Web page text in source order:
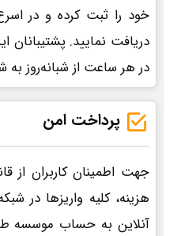
خود را ثبت کرده و در
دریافت نمایید. پشتیبانان
در هر ساعت از شبانه‌روز
پرداخت امن
جهت اطمینان کاربران از
هزینه، کلیه واریزها در
آنلاین به حساب موسسه